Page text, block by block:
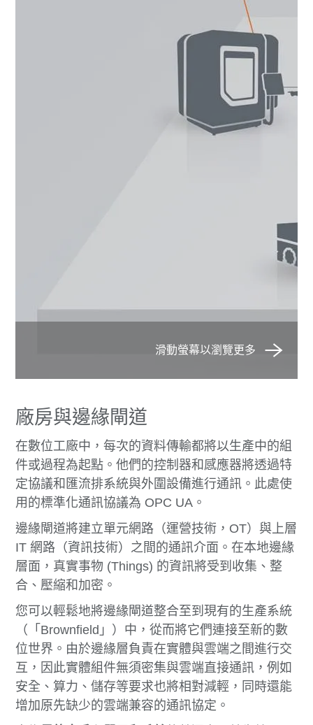
廠房與邊緣閘道
在數位工廠中，每次的資料傳輸都將以生產中的組
件或過程為起點。他們的控制器和感應器將透過特
定協議和匯流排系統與外圍設備進行通訊。此處使
用的標準化通訊協議為 OPC UA。
邊緣閘道將建立單元網路（運營技術，OT）與上層
IT 網路（資訊技術）之間的通訊介面。在本地邊緣
層面，真實事物 (Things) 的資訊將受到收集、整
合、壓縮和加密。
您可以輕鬆地將邊緣閘道整合至到現有的生產系統
（「Brownfield」）中，從而將它們連接至新的數
位世界。由於邊緣層負責在實體與雲端之間進行交
互，因此實體組件無須密集與雲端直接通訊，例如
安全、算力、儲存等要求也將相對減輕，同時還能
增加原先缺少的雲端兼容的通訊協定。